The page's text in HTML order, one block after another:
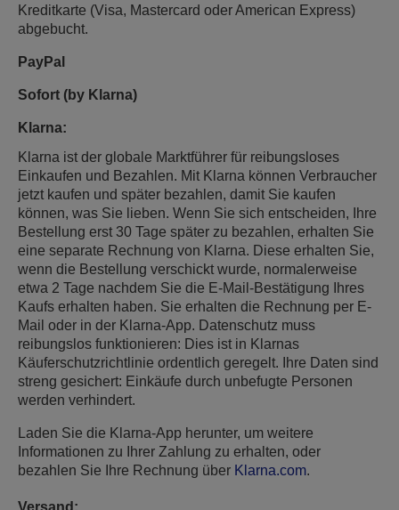
Kreditkarte (Visa, Mastercard oder American Express)
abgebucht.
PayPal
Sofort (by Klarna)
Klarna:
Klarna ist der globale Marktführer für reibungsloses
Einkaufen und Bezahlen. Mit Klarna können Verbraucher
jetzt kaufen und später bezahlen, damit Sie kaufen
können, was Sie lieben. Wenn Sie sich entscheiden, Ihre
Bestellung erst 30 Tage später zu bezahlen, erhalten Sie
eine separate Rechnung von Klarna. Diese erhalten Sie,
wenn die Bestellung verschickt wurde, normalerweise
etwa 2 Tage nachdem Sie die E-Mail-Bestätigung Ihres
Kaufs erhalten haben. Sie erhalten die Rechnung per E-
Mail oder in der Klarna-App. Datenschutz muss
reibungslos funktionieren: Dies ist in Klarnas
Käuferschutzrichtlinie ordentlich geregelt. Ihre Daten sind
streng gesichert: Einkäufe durch unbefugte Personen
werden verhindert.
Laden Sie die Klarna-App herunter, um weitere
Informationen zu Ihrer Zahlung zu erhalten, oder
bezahlen Sie Ihre Rechnung über Klarna.com.
Versand: